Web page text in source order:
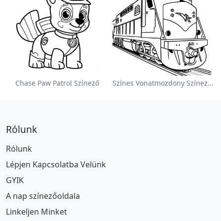
Chase Paw Patrol Színező Színes Vonatmozdony Színezőlap
Rólunk
Rólunk
Lépjen Kapcsolatba Velünk
GYIK
A nap színezőoldala
Linkeljen Minket